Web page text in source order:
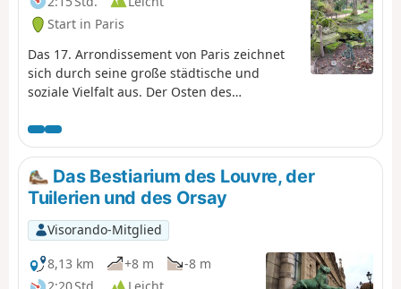
Start in Paris
Das 17. Arrondissement von Paris zeichnet
sich durch seine große städtische und
soziale Vielfalt aus. Der Osten des
Sanierungsgebiete. Als ehemaliges
Eisenbahn- und Industriegebiet hat es in
jüngster Zeit einen starken Wandel erlebt,
insbesondere durch das Ökoviertel Clichy-
Batignolles. Der Parc Martin Luther King ist
ein Beispiel für diese nach ökologischen
Prinzipien gestaltete Stadterneuerung. Aber
man schätzt auch den Charme des Square
des Batignolles oder des Square des
Das Bestiarium des Louvre, der
Tuilerien und des Orsay
Visorando-Mitglied
8,13 km
+8 m
-8 m